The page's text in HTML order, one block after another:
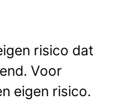
risico dat
Voor
eigen risico.